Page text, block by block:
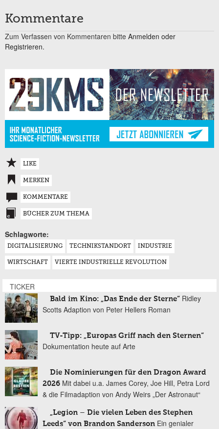
Kommentare
Zum Verfassen von Kommentaren bitte Anmelden oder
Registrieren.
LIKE
MERKEN
KOMMENTARE
BÜCHER ZUM THEMA
Schlagworte:
DIGITALISIERUNG TECHNIKSTANDORT INDUSTRIE
WIRTSCHAFT VIERTE INDUSTRIELLE REVOLUTION
TICKER
Bald im Kino: „Das Ende der Sterne“ Ridley
Scotts Adaption von Peter Hellers Roman
TV-Tipp: „Europas Griff nach den Sternen“
Dokumentation heute auf Arte
Die Nominierungen für den Dragon Award
2026 Mit dabei u.a. James Corey, Joe Hill, Petra Lord
& die Filmadaption von Andy Weirs „Der Astronaut“
„Legion – Die vielen Leben des Stephen
Leeds“ von Brandon Sanderson Ein genialer